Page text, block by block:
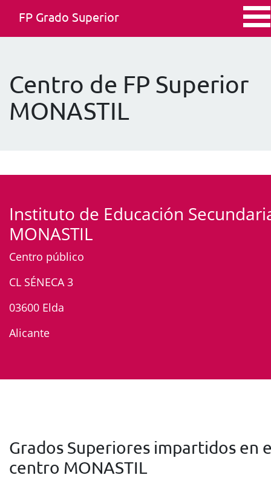
FP Grado Superior
Centro de FP Superior
MONASTIL
Instituto de Educación
MONASTIL
Centro público
CL SÉNECA 3
03600 Elda
Alicante
Grados Superiores impartidos en
centro MONASTIL